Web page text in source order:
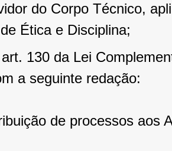
do Corpo Técnico,
Ética e Disciplina;
130 da Lei
a seguinte redação:
de processos aos